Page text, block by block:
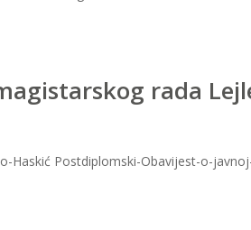
rada
Haskić Postdiplomski-Obavijest-o-